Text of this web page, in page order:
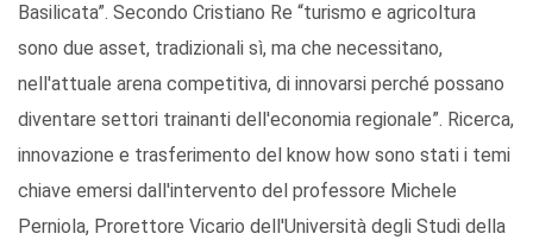
Basilicata”. Secondo Cristiano Re “turismo e agricoltura
sono due asset, tradizionali sì, ma che necessitano,
nell'attuale arena competitiva, di innovarsi perché possano
diventare settori trainanti dell'economia regionale”. Ricerca,
innovazione e trasferimento del know how sono stati i temi
chiave emersi dall'intervento del professore Michele
Perniola, Prorettore Vicario dell'Università degli Studi della